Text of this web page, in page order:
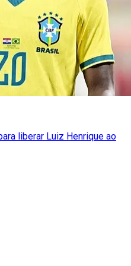
liberar Luiz Henrique ao